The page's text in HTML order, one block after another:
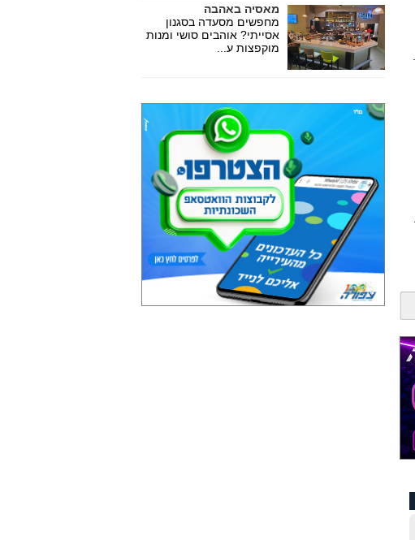
מאסיה באהבה
מחפשים מסעדה בסגנון
אסייתי? אוהבים סושי ומנות
מוקפצות ע...